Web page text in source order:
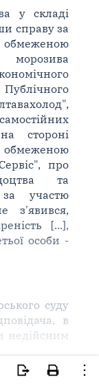
у складі
справу за
морозива
стороні
про
та
участю
з'явився,
[...],
особи -
суду
в
недійсним